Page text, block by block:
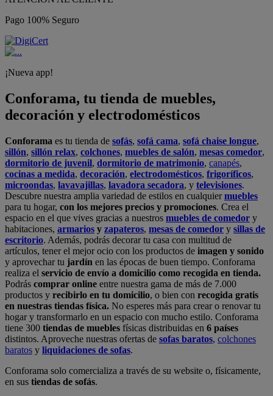
Pago 100% Seguro
¡Nueva app!
Conforama, tu tienda de muebles,
decoración y electrodomésticos
Conforama es tu tienda de sofás, sofá cama, sofá chaise longue,
sillón, sillón relax, colchones, muebles de salón, mesas comedor,
dormitorio de juvenil, dormitorio de matrimonio, canapés,
cocinas a medida, decoración, electrodomésticos, frigoríficos,
microondas, lavavajillas, lavadora secadora, y televisiones.
Descubre nuestra amplia variedad de estilos en cualquiermuebles
para tu hogar, con los mejores precios y promociones. Crea el
espacio en el que vives gracias a nuestros muebles de comedor y
habitaciones, armarios y zapateros, mesas de comedor y sillas de
escritorio. Además, podrás decorar tu casa con multitud de
artículos, tener el mejor ocio con los productos de imagen y sonido
y aprovechar tu jardín en las épocas de buen tiempo. Conforama
realiza el servicio de envío a domicilio como recogida en tienda.
Podrás comprar online entre nuestra gama de más de 7.000
productos y recibirlo en tu domicilio, o bien con recogida gratis
en nuestras tiendas física. No esperes más para crear o renovar tu
hogar y transformarlo en un espacio con mucho estilo. Conforama
tiene 300 tiendas de muebles físicas distribuidas en 6 países
distintos. Aproveche nuestras ofertas de sofas baratos, colchones
baratos y liquidaciones de sofas.
Conforama solo comercializa a través de su website o, físicamente,
en sus tiendas de sofás.